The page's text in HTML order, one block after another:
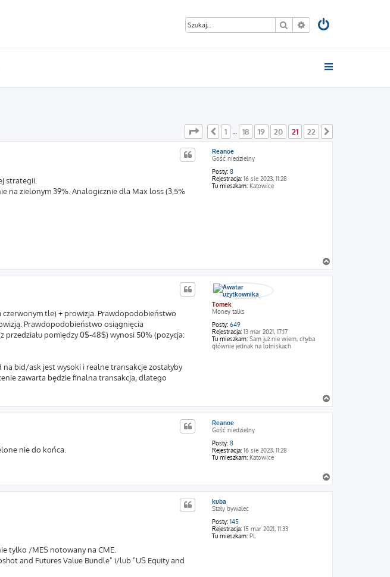
Szukaj Wyszukiwanie
Strona21 22
Poprzednia
1 … 18 19 20 21 22
Reanoe
Gość niedzielny
Posty: 8
Rejestracja: 16 sie 2023, 11:28
Tu mieszkam: Katowice
strategii.
na zielonym 39%. Analogicznie dla Max loss (3,5%
a
g
Tomek
Money talks
Posty: 649
Rejestracja: 13 mar 2021, 17:17
Tu mieszkam: Sam już nie wiem, chyba
głównie jednak na lotniskach
czerwonym tle) + prowizja. Prawdopodobieństwo
Prawdopodobieństwo osiągnięcia
pomiędzy 0$-48$) wynosi 50% (pozycja:
bid/ask jest wysoki i realne transakcje zostałyby
zawarta będzie finalna transakcja, dlatego
a
g
Reanoe
Gość niedzielny
Posty: 8
Rejestracja: 16 sie 2023, 11:28
Tu mieszkam: Katowice
nie do końca.
a
g
kuba
Stały bywalec
Posty: 145
Rejestracja: 15 mar 2021, 11:33
Tu mieszkam: PL
tylko /MES notowany na CME.
and Futures Value Bundle" i/lub "US Equity and